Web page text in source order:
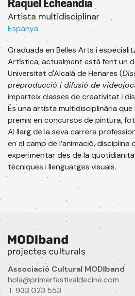
Raquel Echeandía
Artista multidisciplinar
Espanya
Graduada en Belles Arts i
Artística, actualment està fent un
Universitat d'Alcalá de Henares (
preproducció i difusió de
imparteix classes de creativitat i
És una artista multidisciplinària
premis en concursos de pintura,
Al llarg de la seva carrera
en el camp de l’animació, disciplina
experimentar des de la
tècniques i llenguatges visuals.
Associació Cultural MODIband
hola@primerfestivaldecine.com
T. 933 023 553
Subscriu-te al
Rep tota la informació de les
activitats.
Idioma